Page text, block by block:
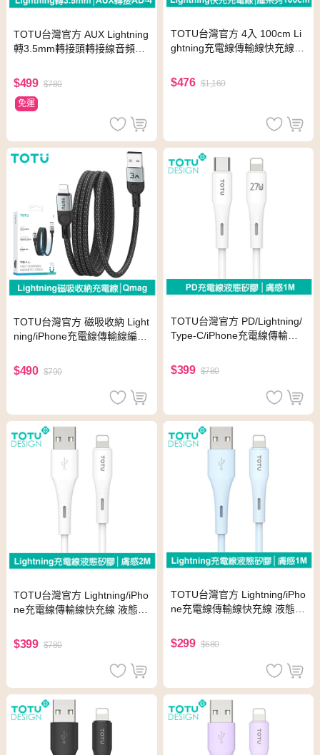
TOTU台灣官方 AUX Lightning
轉3.5mm轉接頭轉接線音頻轉
$499 $780
免運
TOTU台灣官方 4入 100cm Li
ghtning充電線傳輸線快充線
$476 $1,160
TOTU台灣官方 磁吸收納 Light
ning/iPhone充電線傳輸線編織
$490 $790
TOTU台灣官方 PD/Lightning/
Type-C/iPhone充電線傳輸線
白色
$399 $780
TOTU台灣官方 Lightning/iPho
ne充電線傳輸線快充線 液態矽
$399 $780
TOTU台灣官方 Lightning/iPho
ne充電線傳輸線快充線 液態矽
$299 $680